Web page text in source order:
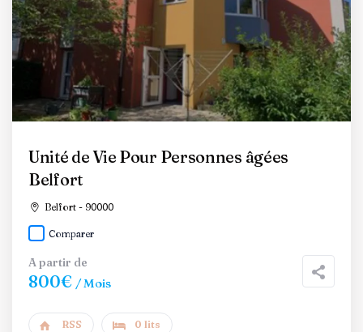
Unité de Vie Pour Personnes âgées
Belfort
Belfort - 90000
Comparer
A partir de
800€ / Mois
RSS 0 lits